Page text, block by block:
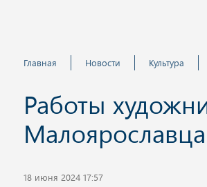
Главная Новости Культура
Работы
Малоярославца
18 июня 2024 17:57